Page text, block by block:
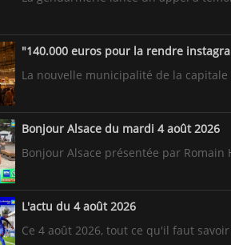
"140.000 euros pour la rendre
La nouvelle municipalité de la
Bonjour Alsace du mardi 4 août 2026
Bonjour Alsace présentée par
L'actu du 4 août 2026
Ce 4 août 2026, tout ce qu'il faut